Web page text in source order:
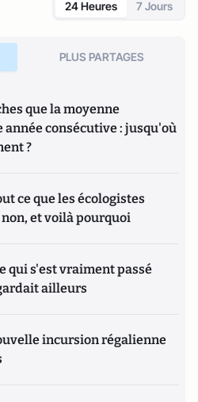
24 Heures 7 Jours
PLUS PARTAGES
que la moyenne
année consécutive : jusqu'où
?
ce que les écologistes
et voilà pourquoi
qui s'est vraiment passé
ailleurs
incursion régalienne